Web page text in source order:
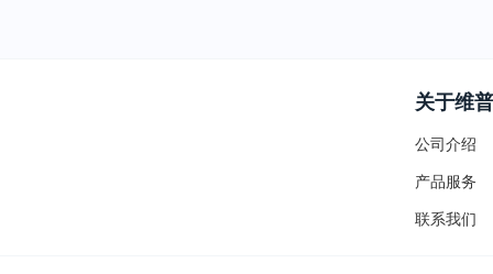
关于维普
公司介绍
产品服务
联系我们